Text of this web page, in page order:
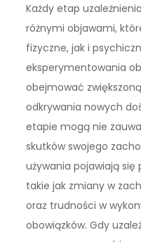
Każdy etap
różnymi objawami,
fizyczne, jak i
eksperymentowania
obejmować
odkrywania nowych
etapie mogą nie
skutków swojego
używania pojawiają się
takie jak zmiany w
oraz trudności w
obowiązków. Gdy